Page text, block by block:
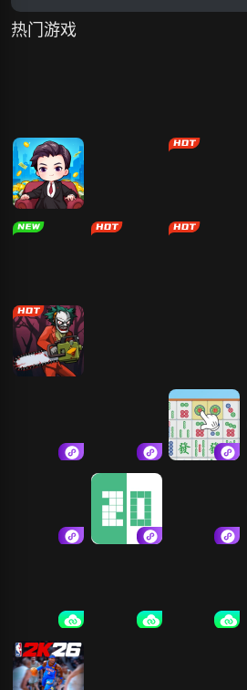
热门游戏
天尊传奇 龙域世界
小小首富
凡人修仙传：
生存大作战
打螺丝我贼溜
红蓝岛
贪吃蛇大作战
双人成行